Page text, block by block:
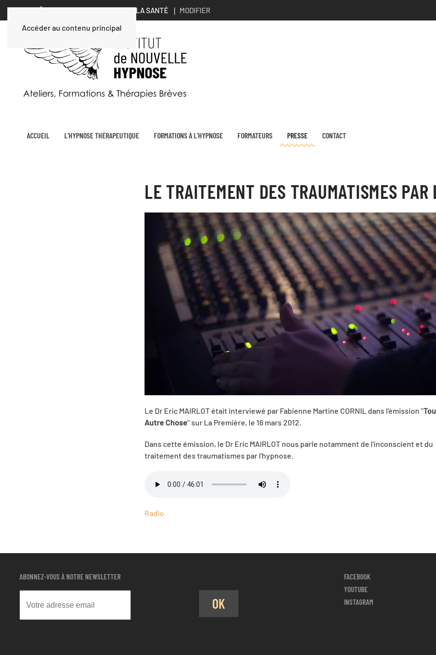
Accéder au contenu principal
VOUS ÊTES UN PROFESSIONNEL DE LA SANTÉ ∣ MODIFIER
ACCUEIL L'HYPNOSE THÉRAPEUTIQUE FORMATIONS À L'HYPNOSE FORMATEURS PRESSE CONTACT
LE TRAITEMENT DES TRAUMATISMES PAR
Le Dr Eric MAIRLOT était interviewé par Fabienne Martine CORNIL dans l'émission "
Autre Chose" sur La Première, le 16 mars 2012.
Dans cette émission, le Dr Eric MAIRLOT nous parle notamment de l'inconscient et du
traitement des traumatismes par l'hypnose.
Radio
ABONNEZ-VOUS À NOTRE NEWSLETTER
OK
FACEBOOK
YOUTUBE
INSTAGRAM